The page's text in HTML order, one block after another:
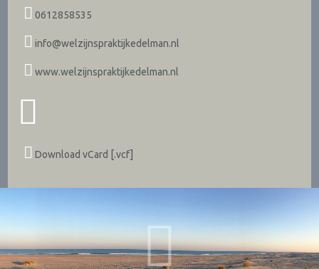
0612858535
info@welzijnspraktijkedelman.nl
www.welzijnspraktijkedelman.nl
Download vCard [.vcf]